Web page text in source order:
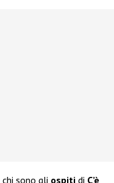
chi sono gli ospiti di C’è